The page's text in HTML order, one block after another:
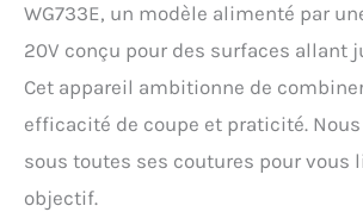
WG733E, un modèle alimenté par
20V conçu pour des surfaces allant
Cet appareil ambitionne de
efficacité de coupe et praticité. Nous
sous toutes ses coutures pour vous
objectif.